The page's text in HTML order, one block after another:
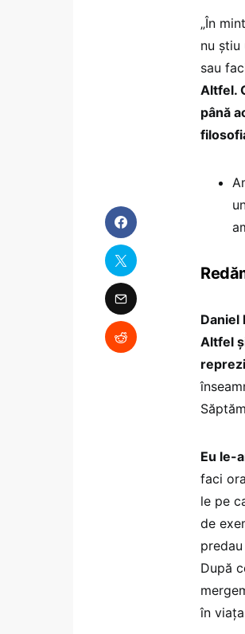
„În
nu știu
sau
Altfel.
până
Daniel
Altfel
Eu le-
faci
le pe
de
După
în